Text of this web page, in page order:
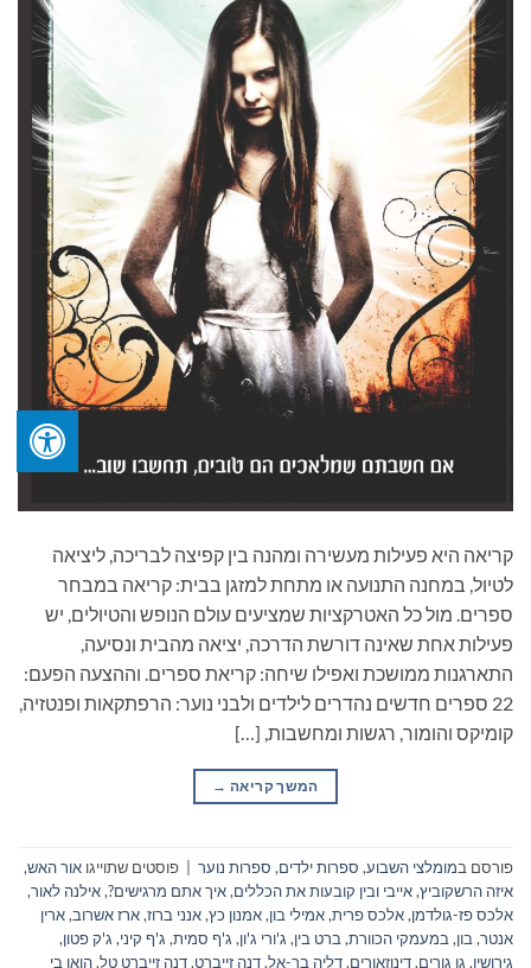
קריאה היא פעילות מעשירה ומהנה בין קפיצה לבריכה, ליציאה
לטיול, במחנה התנועה או מתחת למזגן בבית: קריאה במבחר
ספרים. מול כל האטרקציות שמציעים עולם הנופש והטיולים, יש
פעילות אחת שאינה דורשת הדרכה, יציאה מהבית ונסיעה,
התארגנות ממושכת ואפילו שיחה: קריאת ספרים. וההצעה הפעם:
22 ספרים חדשים נהדרים לילדים ולבני נוער: הרפתקאות ופנטזיה,
קומיקס והומור, רגשות ומחשבות, […]
המשך קריאה →
פורסם במומלצי השבוע, ספרות ילדים, ספרות נוער פוסטים שתוייגו אור האש,
איזה הרשקוביץ,אייבי ובין קובעות את הכללים,איך אתם מרגישים?,אילנה לאור,
אלכס פז-גולדמן,אלכס פרית,אמילי בון,אמנון כץ,אנני ברוז,ארז אשרוב,ארין
אנטר, בון, במעמקי הכוורת, ברט בין, ג'ורי ג'ון, ג'ף סמית, ג'ף קיני, ג'ק פטון,
גירושין, גן גורים,דינוזאורים,דליה בר-אל,דנה זייברט,דנה זייברט טל,הואן בי